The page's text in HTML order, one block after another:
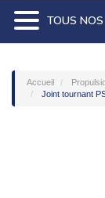
TOUS
Accueil
Joint tournant